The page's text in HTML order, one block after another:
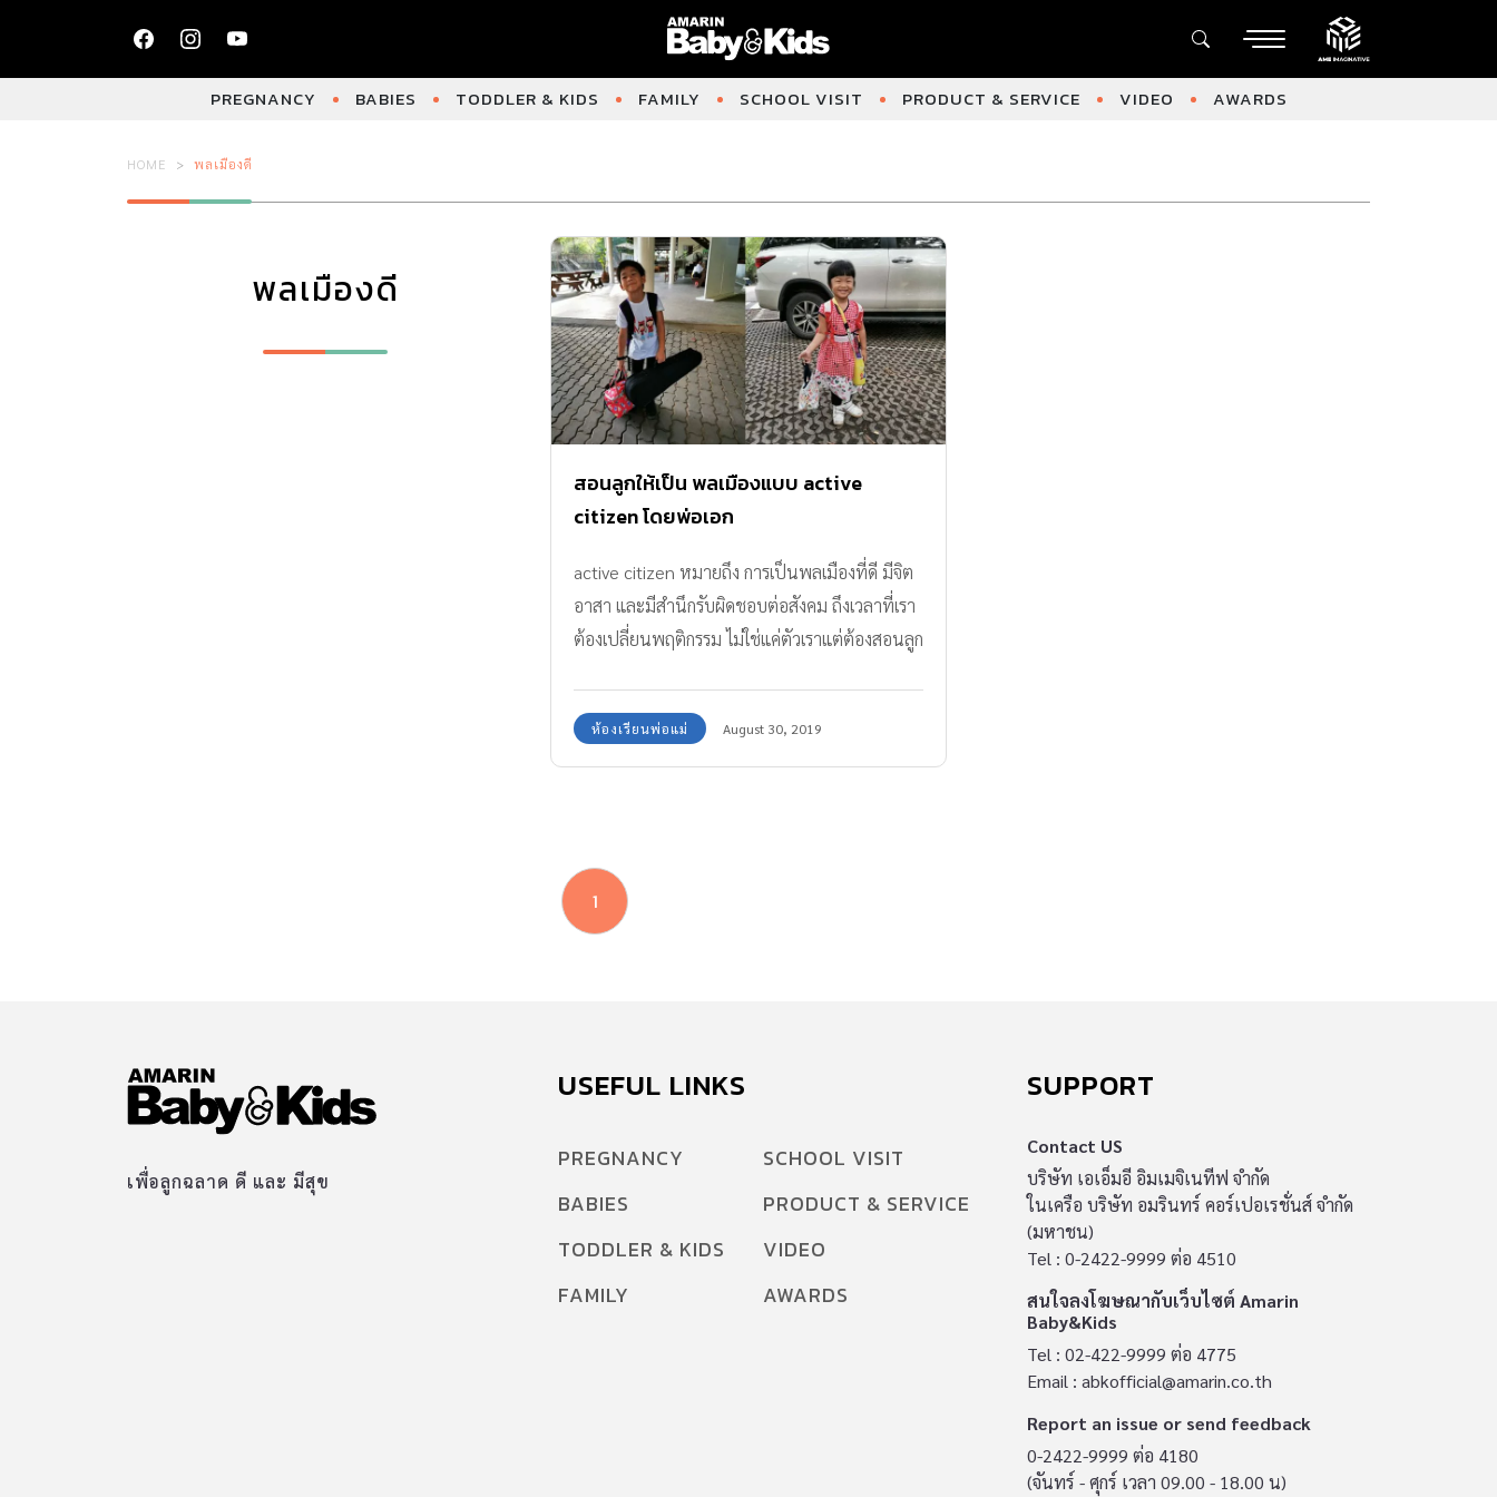
PREGNANCY BABIES TODDLER & KIDS FAMILY SCHOOL VISIT PRODUCT & SERVICE VIDEO AWARDS
HOME พลเมืองดี
พลเมืองดี
สอนลูกให้เป็น พลเมืองแบบ active
citizen โดยพ่อเอก
active citizen หมายถึง การเป็นพลเมืองที่ดี มีจิต
อาสา และมีสำนึกรับผิดชอบต่อสังคม ถึงเวลาที่เรา
ต้องเปลี่ยนพฤติกรรม ไม่ใช่แค่ตัวเราแต่ต้องสอนลูก
ห้องเรียนพ่อแม่ August 30, 2019
1
เพื่อลูกฉลาด ดี และ มีสุข
USEFUL LINKS
PREGNANCY
BABIES
TODDLER & KIDS
FAMILY
SCHOOL VISIT
PRODUCT & SERVICE
VIDEO
AWARDS
SUPPORT
Contact US
บริษัท เอเอ็มอี อิมเมจิเนทีฟ จำกัด
ในเครือ บริษัท อมรินทร์ คอร์เปอเรชั่นส์ จำกัด
(มหาชน)
Tel : 0-2422-9999 ต่อ 4510
สนใจลงโฆษณากับเว็บไซต์ Amarin
Baby&Kids
Tel : 02-422-9999 ต่อ 4775
Email : abkofficial@amarin.co.th
Report an issue or send feedback
0-2422-9999 ต่อ 4180
(จันทร์ - ศุกร์ เวลา 09.00 - 18.00 น)